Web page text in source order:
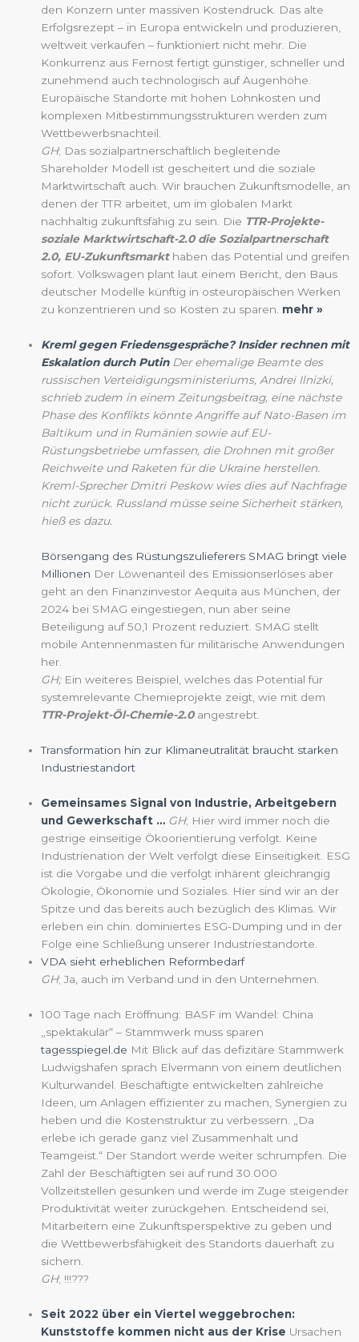
den Konzern unter massiven Kostendruck. Das alte
Erfolgsrezept – in Europa entwickeln und produzieren,
weltweit verkaufen – funktioniert nicht mehr. Die
Konkurrenz aus Fernost fertigt günstiger, schneller und
zunehmend auch technologisch auf Augenhöhe.
Europäische Standorte mit hohen Lohnkosten und
komplexen Mitbestimmungsstrukturen werden zum
Wettbewerbsnachteil.
GH; Das sozialpartnerschaftlich begleitende
Shareholder Modell ist gescheitert und die soziale
Marktwirtschaft auch. Wir brauchen Zukunftsmodelle, an
denen der TTR arbeitet, um im globalen Markt
nachhaltig zukunftsfähig zu sein. Die TTR-Projekte-
soziale Marktwirtschaft-2.0 die Sozialpartnerschaft
2.0, EU-Zukunftsmarkt haben das Potential und greifen
sofort. Volkswagen plant laut einem Bericht, den Baus
deutscher Modelle künftig in osteuropäischen Werken
zu konzentrieren und so Kosten zu sparen. mehr »
Kreml gegen Friedensgespräche? Insider rechnen mit
Eskalation durch Putin Der ehemalige Beamte des
russischen Verteidigungsministeriums, Andrei Ilnizki,
schrieb zudem in einem Zeitungsbeitrag, eine nächste
Phase des Konflikts könnte Angriffe auf Nato-Basen im
Baltikum und in Rumänien sowie auf EU-
Rüstungsbetriebe umfassen, die Drohnen mit großer
Reichweite und Raketen für die Ukraine herstellen.
Kreml-Sprecher Dmitri Peskow wies dies auf Nachfrage
nicht zurück. Russland müsse seine Sicherheit stärken,
hieß es dazu.
Börsengang des Rüstungszulieferers SMAG bringt viele
Millionen Der Löwenanteil des Emissionserlöses aber
geht an den Finanzinvestor Aequita aus München, der
2024 bei SMAG eingestiegen, nun aber seine
Beteiligung auf 50,1 Prozent reduziert. SMAG stellt
mobile Antennenmasten für militärische Anwendungen
her.
GH;Ein weiteres Beispiel, welches das Potential für
systemrelevante Chemieprojekte zeigt, wie mit dem
TTR-Projekt-Öl-Chemie-2.0 angestrebt.
Transformation hin zur Klimaneutralität braucht starken
Industriestandort
Gemeinsames Signal von Industrie, Arbeitgebern
und Gewerkschaft … GH; Hier wird immer noch die
gestrige einseitige Ökoorientierung verfolgt. Keine
Industrienation der Welt verfolgt diese Einseitigkeit. ESG
ist die Vorgabe und die verfolgt inhärent gleichrangig
Ökologie, Ökonomie und Soziales. Hier sind wir an der
Spitze und das bereits auch bezüglich des Klimas. Wir
erleben ein chin. dominiertes ESG-Dumping und in der
Folge eine Schließung unserer Industriestandorte.
VDA sieht erheblichen Reformbedarf
GH; Ja, auch im Verband und in den Unternehmen.
100 Tage nach Eröffnung: BASF im Wandel: China
„spektakulär“ – Stammwerk muss sparen
tagesspiegel.de Mit Blick auf das defizitäre Stammwerk
Ludwigshafen sprach Elvermann von einem deutlichen
Kulturwandel. Beschäftigte entwickelten zahlreiche
Ideen, um Anlagen effizienter zu machen, Synergien zu
heben und die Kostenstruktur zu verbessern. „Da
erlebe ich gerade ganz viel Zusammenhalt und
Teamgeist.“ Der Standort werde weiter schrumpfen. Die
Zahl der Beschäftigten sei auf rund 30.000
Vollzeitstellen gesunken und werde im Zuge steigender
Produktivität weiter zurückgehen. Entscheidend sei,
Mitarbeitern eine Zukunftsperspektive zu geben und
die Wettbewerbsfähigkeit des Standorts dauerhaft zu
sichern.
GH; !!!???
Seit 2022 über ein Viertel weggebrochen:
Kunststoffe kommen nicht aus der Krise Ursachen